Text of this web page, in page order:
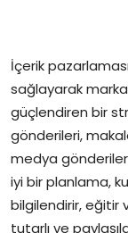
İçerik
sağlayarak
güçlendiren bir
gönderileri,
medya
iyi bir planlama,
bilgilendirir, eğitir
tutarlı ve